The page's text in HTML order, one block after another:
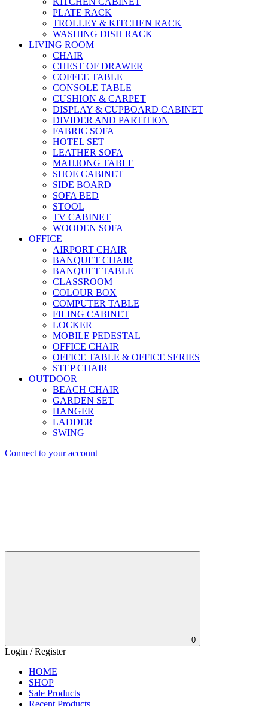
PLATE RACK
TROLLEY & KITCHEN RACK
WASHING DISH RACK
LIVING ROOM
CHAIR
CHEST OF DRAWER
COFFEE TABLE
CONSOLE TABLE
CUSHION & CARPET
DISPLAY & CUPBOARD CABINET
DIVIDER AND PARTITION
FABRIC SOFA
HOTEL SET
LEATHER SOFA
MAHJONG TABLE
SHOE CABINET
SIDE BOARD
SOFA BED
STOOL
TV CABINET
WOODEN SOFA
OFFICE
AIRPORT CHAIR
BANQUET CHAIR
BANQUET TABLE
CLASSROOM
COLOUR BOX
COMPUTER TABLE
FILING CABINET
LOCKER
MOBILE PEDESTAL
OFFICE CHAIR
OFFICE TABLE & OFFICE SERIES
STEP CHAIR
OUTDOOR
BEACH CHAIR
GARDEN SET
HANGER
LADDER
SWING
Connect to your account
0
Login / Register
HOME
SHOP
Sale Products
Recent Products